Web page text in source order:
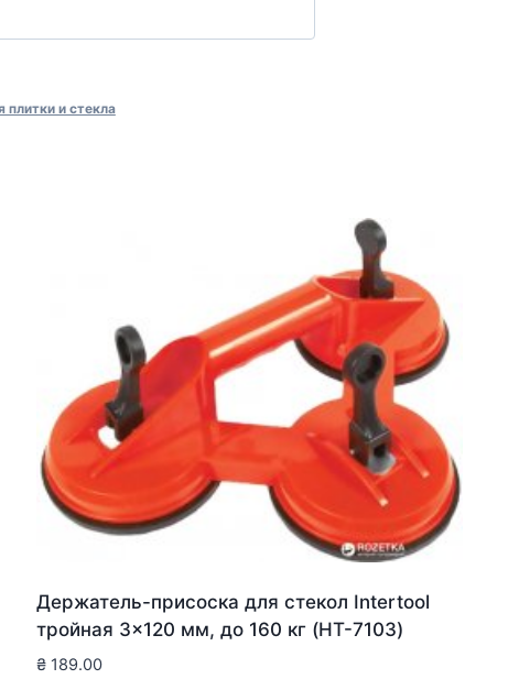
и стекла
Держатель-присоска для стекол Intertool
тройная 3×120 мм, до 160 кг (HT-7103)
₴189.00